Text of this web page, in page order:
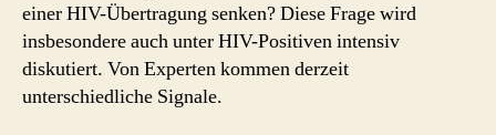
widersprüchliche
Signale
(akt.)
einer HIV-Übertragung senken? Diese Frage wird
insbesondere auch unter HIV-Positiven intensiv
diskutiert. Von Experten kommen derzeit
unterschiedliche Signale.